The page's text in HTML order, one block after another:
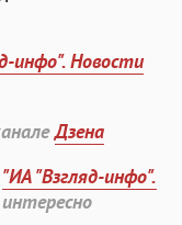
инфо". Новости
Дзена
"ИА "Взгляд-инфо".